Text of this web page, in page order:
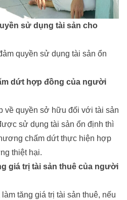
sử dụng tài sản cho
quyền sử dụng tài sản ổn
dứt hợp đồng của người
về quyền sở hữu đối với tài sản
sử dụng tài sản ổn định thì
chấm dứt thực hiện hợp
thiệt hại.
giá trị tài sản thuê của người
tăng giá trị tài sản thuê, nếu